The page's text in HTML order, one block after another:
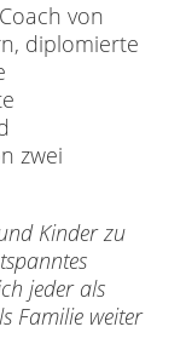
von
diplomierte
zwei
Kinder zu
jeder als
Familie weiter